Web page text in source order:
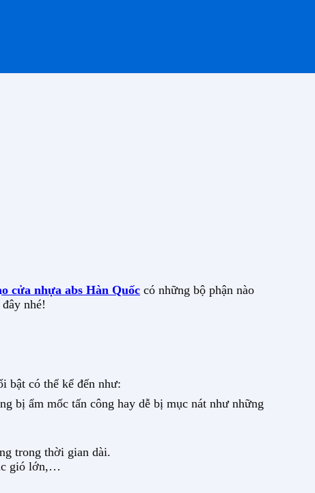
cửa nhựa abs Hàn Quốc có những bộ phận nào
nhé!
bật có thể kể đến như:
bị ẩm mốc tấn công hay dễ bị mục nát như những
trong thời gian dài.
gió lớn,…